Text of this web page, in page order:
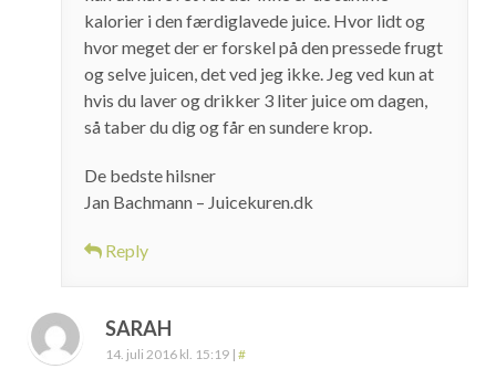
kalorier i den færdiglavede juice. Hvor lidt og
hvor meget der er forskel på den pressede frugt
og selve juicen, det ved jeg ikke. Jeg ved kun at
hvis du laver og drikker 3 liter juice om dagen,
så taber du dig og får en sundere krop.
De bedste hilsner
Jan Bachmann – Juicekuren.dk
Reply
SARAH
14. juli 2016 kl. 15:19 | #